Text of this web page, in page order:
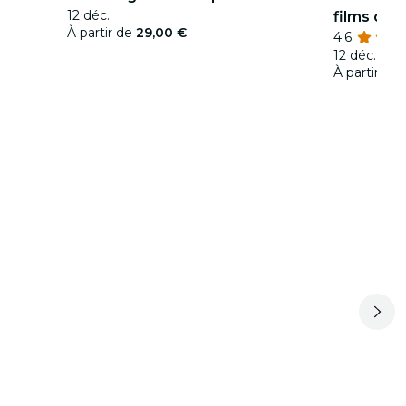
12 déc.
À partir de 29,00 €
films de
4.6
12 déc.
À partir de